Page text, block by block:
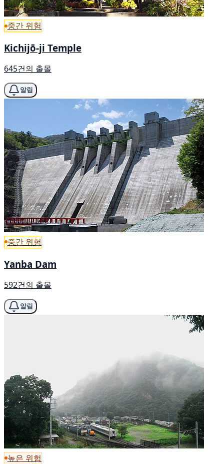
중간 위험
Kichijō-ji Temple
645건의 출몰
알림
중간 위험
Yanba Dam
592건의 출몰
알림
높은 위험